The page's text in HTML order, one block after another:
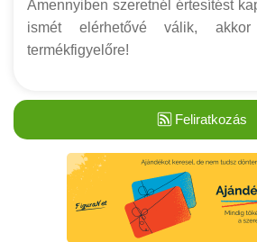
Amennyiben szeretnél értesítést
ismét elérhetővé válik,
termékfigyelőre!
Feliratkozás